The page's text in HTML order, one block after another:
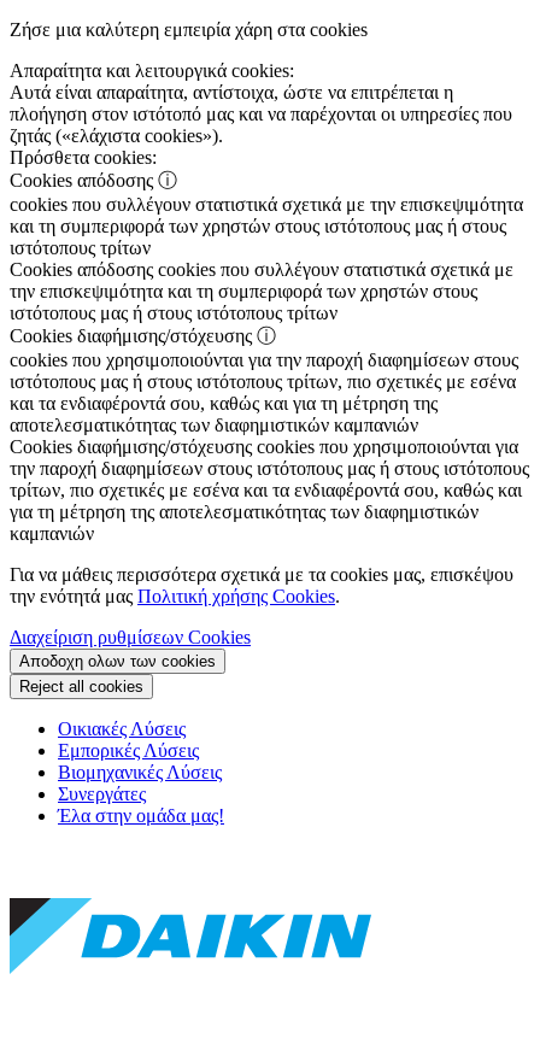
Ζήσε μια καλύτερη εμπειρία χάρη στα cookies
Απαραίτητα και λειτουργικά cookies:
Αυτά είναι απαραίτητα, αντίστοιχα, ώστε να επιτρέπεται η
πλοήγηση στον ιστότοπό μας και να παρέχονται οι υπηρεσίες που
ζητάς («ελάχιστα cookies»).
Πρόσθετα cookies:
Cookies απόδοσης ⓘ
cookies που συλλέγουν στατιστικά σχετικά με την επισκεψιμότητα
και τη συμπεριφορά των χρηστών στους ιστότοπους μας ή στους
ιστότοπους τρίτων
Cookies απόδοσης cookies που συλλέγουν στατιστικά σχετικά με
την επισκεψιμότητα και τη συμπεριφορά των χρηστών στους
ιστότοπους μας ή στους ιστότοπους τρίτων
Cookies διαφήμισης/στόχευσης ⓘ
cookies που χρησιμοποιούνται για την παροχή διαφημίσεων στους
ιστότοπους μας ή στους ιστότοπους τρίτων, πιο σχετικές με εσένα
και τα ενδιαφέροντά σου, καθώς και για τη μέτρηση της
αποτελεσματικότητας των διαφημιστικών καμπανιών
Cookies διαφήμισης/στόχευσης cookies που χρησιμοποιούνται για
την παροχή διαφημίσεων στους ιστότοπους μας ή στους ιστότοπους
τρίτων, πιο σχετικές με εσένα και τα ενδιαφέροντά σου, καθώς και
για τη μέτρηση της αποτελεσματικότητας των διαφημιστικών
καμπανιών
Για να μάθεις περισσότερα σχετικά με τα cookies μας, επισκέψου
την ενότητά μας Πολιτική χρήσης Cookies.
Διαχείριση ρυθμίσεων Cookies
Αποδοχη ολων των cookies
Reject all cookies
Οικιακές Λύσεις
Εμπορικές Λύσεις
Βιομηχανικές Λύσεις
Συνεργάτες
Έλα στην ομάδα μας!